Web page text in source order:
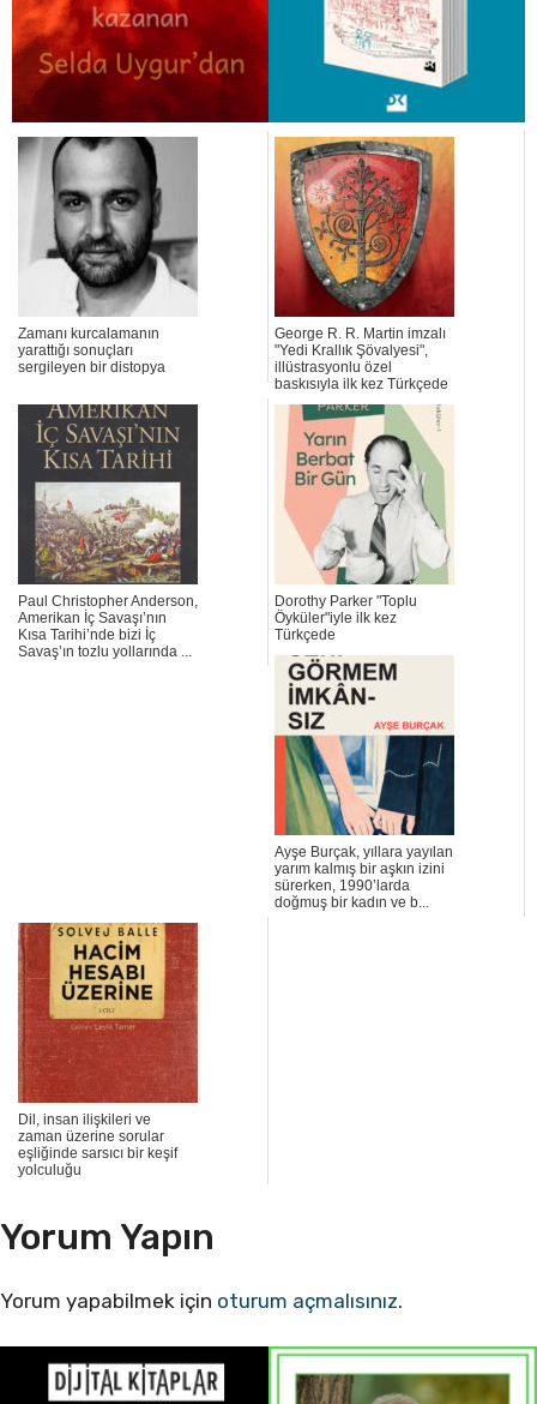
Zamanı kurcalamanın
yarattığı sonuçları
sergileyen bir distopya
George R. R. Martin imzalı
"Yedi Krallık Şövalyesi",
illüstrasyonlu özel
baskısıyla ilk kez Türkçede
Paul Christopher Anderson,
Amerikan İç Savaşı’nın
Kısa Tarihi’nde bizi İç
Savaş’ın tozlu yollarında ...
Dorothy Parker "Toplu
Öyküler"iyle ilk kez
Türkçede
Ayşe Burçak, yıllara yayılan
yarım kalmış bir aşkın izini
sürerken, 1990’larda
doğmuş bir kadın ve b...
Dil, insan ilişkileri ve
zaman üzerine sorular
eşliğinde sarsıcı bir keşif
yolculuğu
Yorum Yapın
Yorum yapabilmek için oturum açmalısınız.